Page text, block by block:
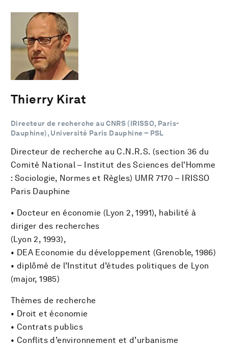
Thierry Kirat
Directeur de recherche au CNRS (IRISSO, Paris-
Dauphine), Université Paris Dauphine – PSL
Directeur de recherche au C.N.R.S. (section 36 du
Comité National – Institut des Sciences del'Homme
: Sociologie, Normes et Règles) UMR 7170 – IRISSO
Paris Dauphine
• Docteur en économie (Lyon 2, 1991), habilité à
diriger des recherches
(Lyon 2, 1993),
• DEA Economie du développement (Grenoble, 1986)
• diplômé de l’Institut d’études politiques de Lyon
(major, 1985)
Thèmes de recherche
• Droit et économie
• Contrats publics
• Conflits d’environnement et d’urbanisme